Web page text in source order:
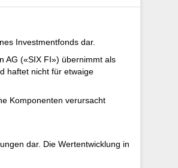
Investmentfonds dar.
AG («SIX FI») übernimmt als
haftet nicht für etwaige
Komponenten verursacht
dar. Die Wertentwicklung in